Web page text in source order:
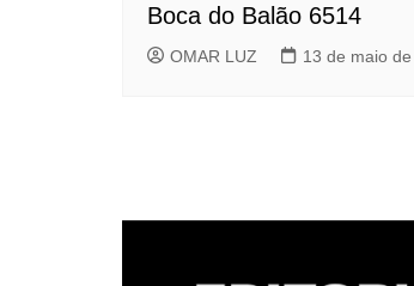
Boca do Balão 6514
OMAR LUZ 13 de maio